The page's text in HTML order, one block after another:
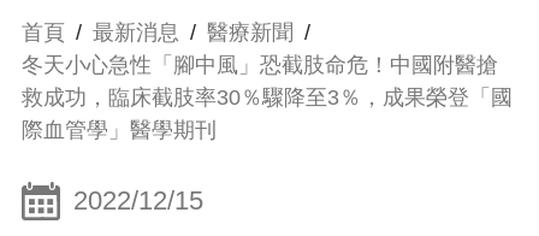
首頁 / 最新消息 / 醫療新聞 /
冬天小心急性「腳中風」恐截肢命危！中國附醫搶
救成功，臨床截肢率30％驟降至3％，成果榮登「國
際血管學」醫學期刊
2022/12/15